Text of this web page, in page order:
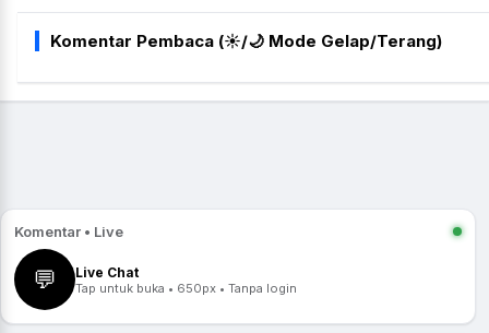
Komentar Pembaca (☀️/🌙 Mode Gelap/Terang)
Komentar • Live
💬 Live Chat
Tap untuk buka • 650px • Tanpa login